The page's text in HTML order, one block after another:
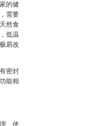
的健
需要
然食
低温
易改
密封
能相
、使